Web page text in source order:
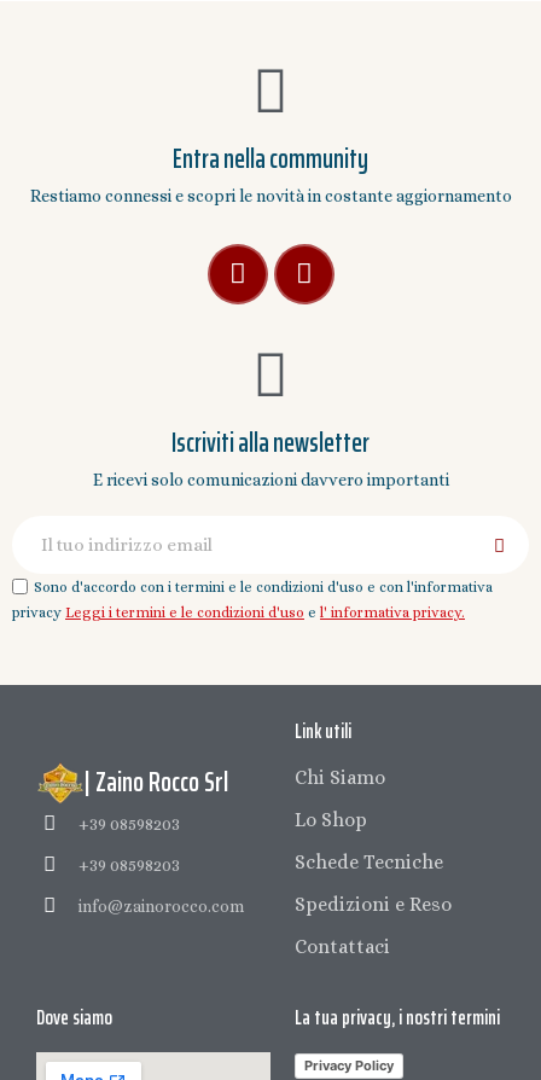
Entra nella community
Restiamo connessi e scopri le novità in costante aggiornamento
Iscriviti alla newsletter
E ricevi solo comunicazioni davvero importanti
Sono d'accordo con i termini e le condizioni d'uso e con l'informativa
privacy Leggi i termini e le condizioni d'uso e l' informativa privacy.
| Zaino Rocco Srl
+39 08598203
+39 08598203
info@zainorocco.com
Link utili
Chi Siamo
Lo Shop
Schede Tecniche
Spedizioni e Reso
Contattaci
Dove siamo La tua privacy, i nostri termini
Privacy Policy